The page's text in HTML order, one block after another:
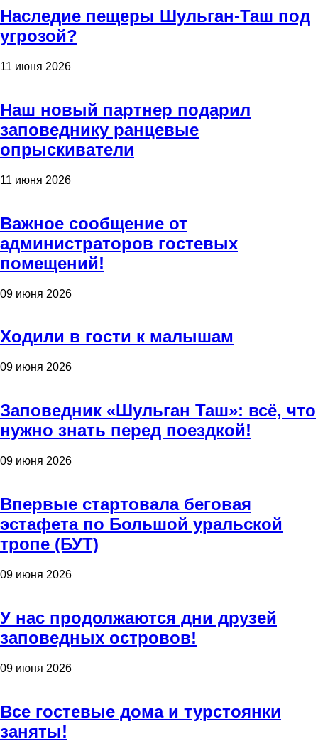
Наследие пещеры Шульган-Таш под
угрозой?
11 июня 2026
Наш новый партнер подарил
заповеднику ранцевые
опрыскиватели
11 июня 2026
Важное сообщение от
администраторов гостевых
помещений!
09 июня 2026
Ходили в гости к малышам
09 июня 2026
Заповедник «Шульган Таш»: всё, что
нужно знать перед поездкой!
09 июня 2026
Впервые стартовала беговая
эстафета по Большой уральской
тропе (БУТ)
09 июня 2026
У нас продолжаются дни друзей
заповедных островов!
09 июня 2026
Все гостевые дома и турстоянки
заняты!